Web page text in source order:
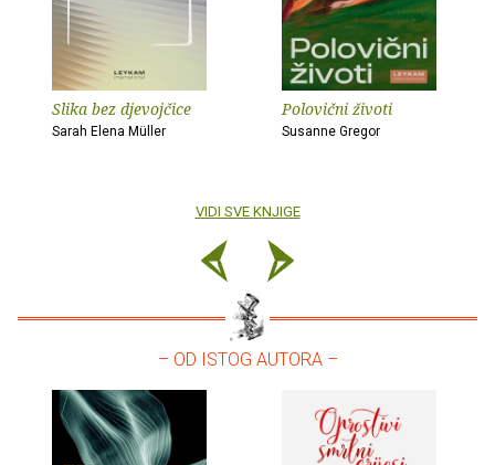
Slika bez djevojčice
Sarah Elena Müller
Polovični životi
Susanne Gregor
VIDI SVE KNJIGE
– OD ISTOG AUTORA –